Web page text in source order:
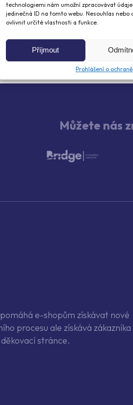
technologiemi nám umožní zpracovávat
jedinečná ID na tomto webu. Nesouhlas nebo
ovlivnit určité vlastnosti a funkce.
Příjmout
Prohlášení o
Můžete nás
e-shopům získávat nové
procesu ale získává zákazníka
stránce.